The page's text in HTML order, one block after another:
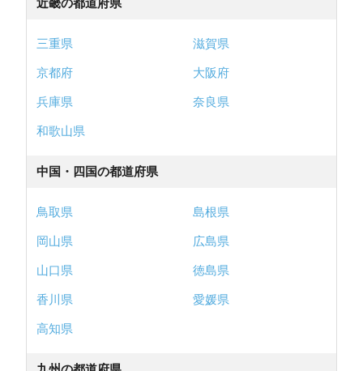
三重県
滋賀県
京都府
大阪府
兵庫県
奈良県
和歌山県
中国・四国の都道府県
鳥取県
島根県
岡山県
広島県
山口県
徳島県
香川県
愛媛県
高知県